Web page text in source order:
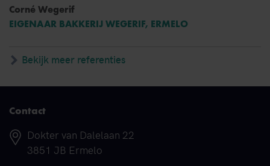
Corné Wegerif
EIGENAAR BAKKERIJ WEGERIF, ERMELO
Bekijk meer referenties
Contact
Adres
Dokter van Dalelaan 22
3851 JB Ermelo